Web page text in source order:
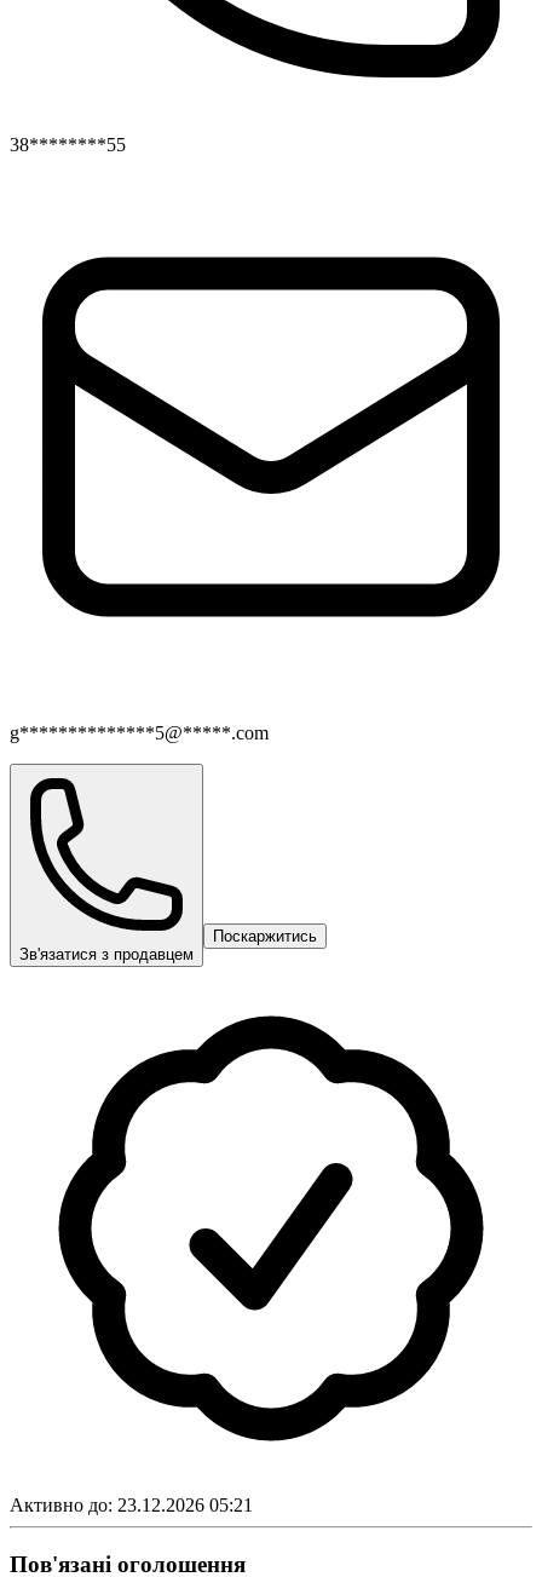
38********55
g**************5@*****.com
Зв'язатися з продавцем
Поскаржитись
Активно до: 23.12.2026 05:21
Пов'язані оголошення